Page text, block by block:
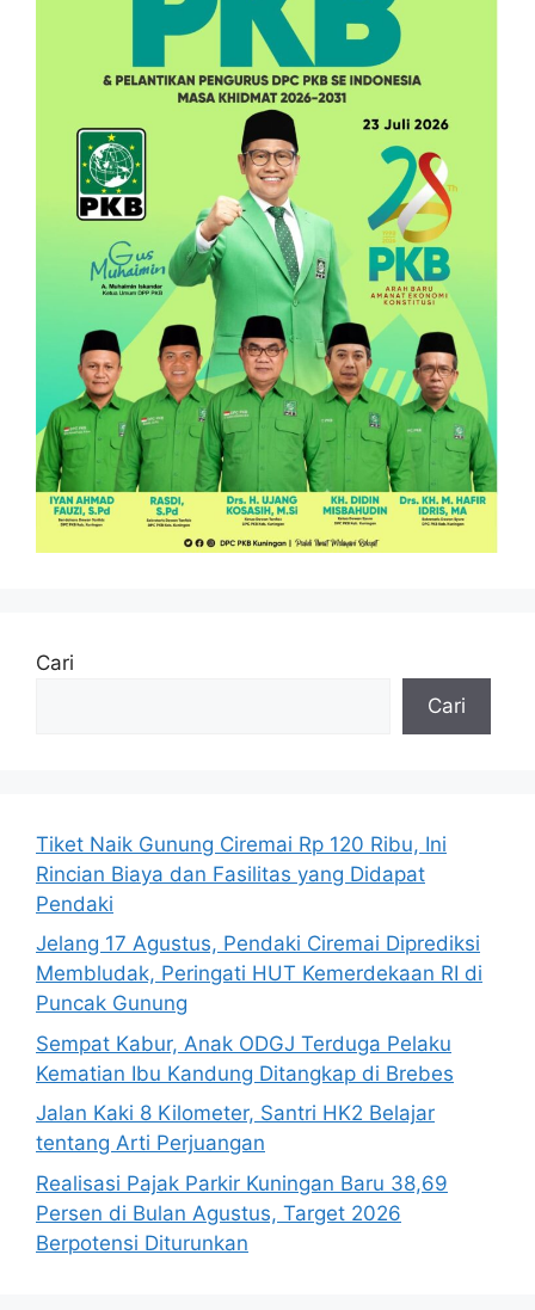
Cari
Cari
Tiket Naik Gunung Ciremai Rp 120 Ribu, Ini
Rincian Biaya dan Fasilitas yang Didapat
Pendaki
Jelang 17 Agustus, Pendaki Ciremai Diprediksi
Membludak, Peringati HUT Kemerdekaan RI di
Puncak Gunung
Sempat Kabur, Anak ODGJ Terduga Pelaku
Kematian Ibu Kandung Ditangkap di Brebes
Jalan Kaki 8 Kilometer, Santri HK2 Belajar
tentang Arti Perjuangan
Realisasi Pajak Parkir Kuningan Baru 38,69
Persen di Bulan Agustus, Target 2026
Berpotensi Diturunkan